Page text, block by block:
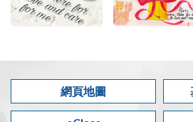
網頁地圖